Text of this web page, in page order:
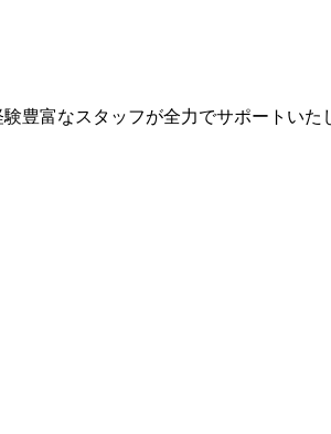
豊富なスタッフが全力でサポートいた